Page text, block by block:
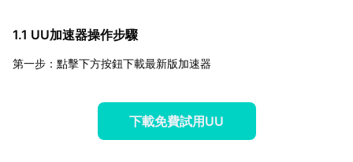
1.1 UU加速器操作步驟
第一步：點擊下方按鈕下載最新版加速器
下載免費試用UU